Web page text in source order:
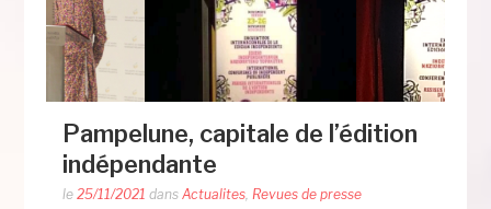
Pampelune, capitale de l’édition
indépendante
le25/11/2021 dansActualites Revues de presse